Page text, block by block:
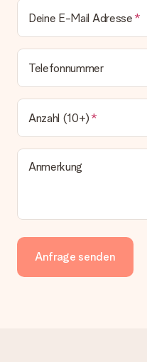
Deine E-Mail Adresse
Telefonnummer
Anzahl (10+)
Anmerkung
Anfrage senden